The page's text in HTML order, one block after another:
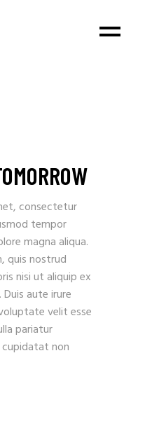
consectetur
tempor
magna aliqua.
quis nostrud
nisi ut aliquip ex
aute irure
velit esse
pariatur
non